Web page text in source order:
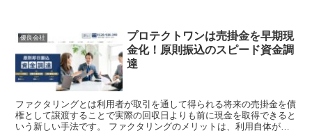
優良会社
プロテクトワンは売掛金を早期現
金化！原則振込のスピード資金調
達
ファクタリングとは利用者が取引を通して得られる将来の売掛金を債
権として譲渡することで実際の回収日よりも前に現金を取得できると
いう新しい手法です。 ファクタリングのメリットは、利用自体が